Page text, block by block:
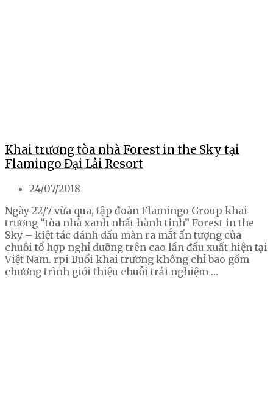
Khai trương tòa nhà Forest in the Sky tại
Flamingo Đại Lải Resort
24/07/2018
Ngày 22/7 vừa qua, tập đoàn Flamingo Group khai
trương “tòa nhà xanh nhất hành tinh” Forest in the
Sky – kiệt tác đánh dấu màn ra mắt ấn tượng của
chuỗi tổ hợp nghỉ dưỡng trên cao lần đầu xuất hiện tại
Việt Nam. rpi Buổi khai trương không chỉ bao gồm
chương trình giới thiệu chuỗi trải nghiệm …